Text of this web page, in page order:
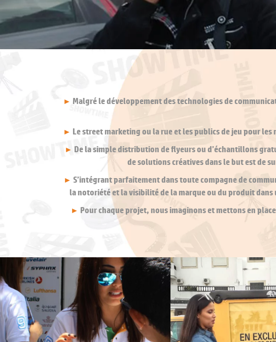
► Malgré le développement des technologies de
► Le street marketing ou la rue et les publics de jeu pour
► De la simple distribution de flyeurs ou d’échantillons
de solutions créatives dans le but est de
► S’intégrant parfaitement dans toute compagne de
la notoriété et la visibilité de la marque ou du produit dans
► Pour chaque projet, nous imaginons et mettons en